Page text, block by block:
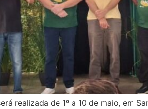
realizada de 1º a 10 de maio, em